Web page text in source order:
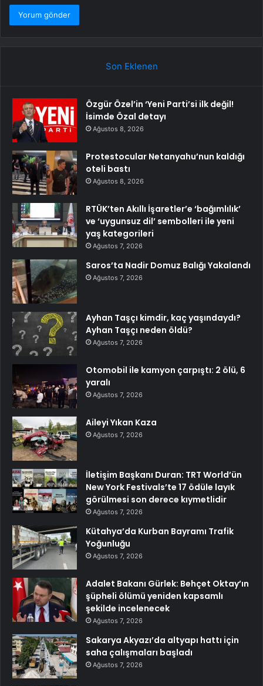
Son Eklenen
Özgür Özel’in ‘Yeni Parti’si ilk değil!
İsimde Özal detayı
Ağustos 8, 2026
Protestocular Netanyahu’nun kaldığı
oteli bastı
Ağustos 8, 2026
RTÜK’ten Akıllı İşaretler’e ‘bağımlılık’
ve ‘uygunsuz dil’ sembolleri ile yeni
yaş kategorileri
Ağustos 7, 2026
Saros’ta Nadir Domuz Balığı Yakalandı
Ağustos 7, 2026
Ayhan Taşçı kimdir, kaç yaşındaydı?
Ayhan Taşçı neden öldü?
Ağustos 7, 2026
Otomobil ile kamyon çarpıştı: 2 ölü, 6
yaralı
Ağustos 7, 2026
Aileyi Yıkan Kaza
Ağustos 7, 2026
İletişim Başkanı Duran: TRT World’ün
New York Festivals’te 17 ödüle layık
görülmesi son derece kıymetlidir
Ağustos 7, 2026
Kütahya’da Kurban Bayramı Trafik
Yoğunluğu
Ağustos 7, 2026
Adalet Bakanı Gürlek: Behçet Oktay’ın
şüpheli ölümü yeniden kapsamlı
şekilde incelenecek
Ağustos 7, 2026
Sakarya Akyazı’da altyapı hattı için
saha çalışmaları başladı
Ağustos 7, 2026